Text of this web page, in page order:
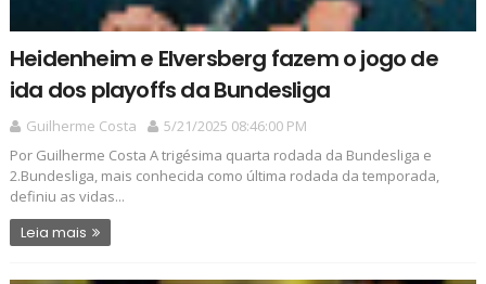
Heidenheim e Elversberg fazem o jogo de
ida dos playoffs da Bundesliga
Guilherme Costa
5/21/2025 08:46:00 PM
Por Guilherme Costa A trigésima quarta rodada da Bundesliga e
2.Bundesliga, mais conhecida como última rodada da temporada,
definiu as vidas...
Leia mais